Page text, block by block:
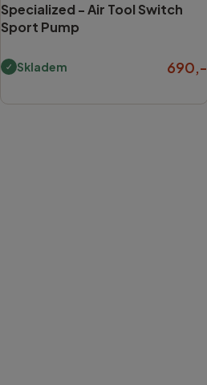
Specialized -Air Tool Switch
Sport Pump
Skladem 690,-